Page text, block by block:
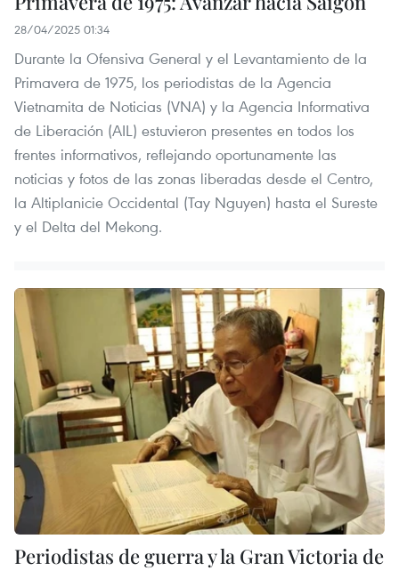
28/04/2025 01:34
Durante la Ofensiva General y el Levantamiento de la
Primavera de 1975, los periodistas de la Agencia
Vietnamita de Noticias (VNA) y la Agencia Informativa
de Liberación (AIL) estuvieron presentes en todos los
frentes informativos, reflejando oportunamente las
noticias y fotos de las zonas liberadas desde el Centro,
la Altiplanicie Occidental (Tay Nguyen) hasta el Sureste
y el Delta del Mekong.
Periodistas de guerra y la Gran Victoria de